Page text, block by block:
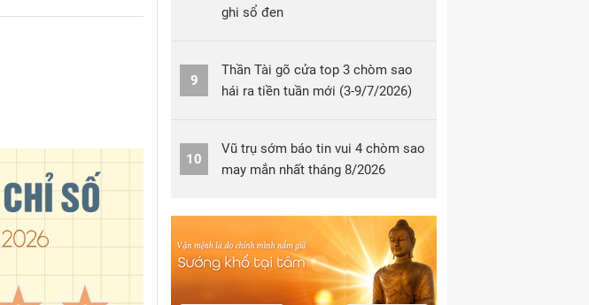
ghi sổ đen
9
Thần Tài gõ cửa top 3 chòm sao
hái ra tiền tuần mới (3-9/7/2026)
10
Vũ trụ sớm báo tin vui 4 chòm sao
may mắn nhất tháng 8/2026